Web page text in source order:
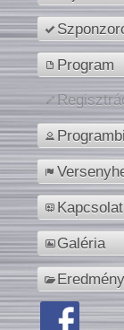
Program
Kapcsolat
Galéria